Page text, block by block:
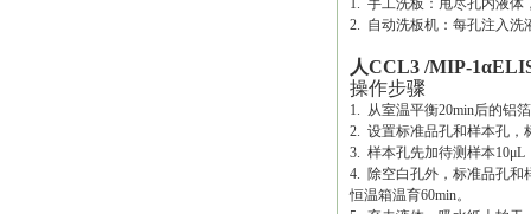
1. 手工洗板：甩尽孔内液体
2. 自动洗板机：每孔注入洗
人CCL3 /MIP-
操作步骤
1. 从室温平衡20min后的铝
2. 设置标准品孔和样本孔，
3. 样本孔先加待测样本10μL
4. 除空白孔外，标准品孔和
恒温箱温育60min。